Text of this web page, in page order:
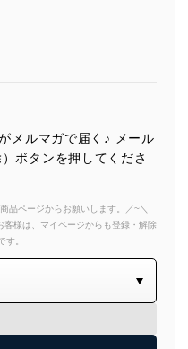
メルマガで届く♪ メール
ボタンを押してくださ
ページからお願いします。／~＼
様は、マイページからも登録・解除
す。